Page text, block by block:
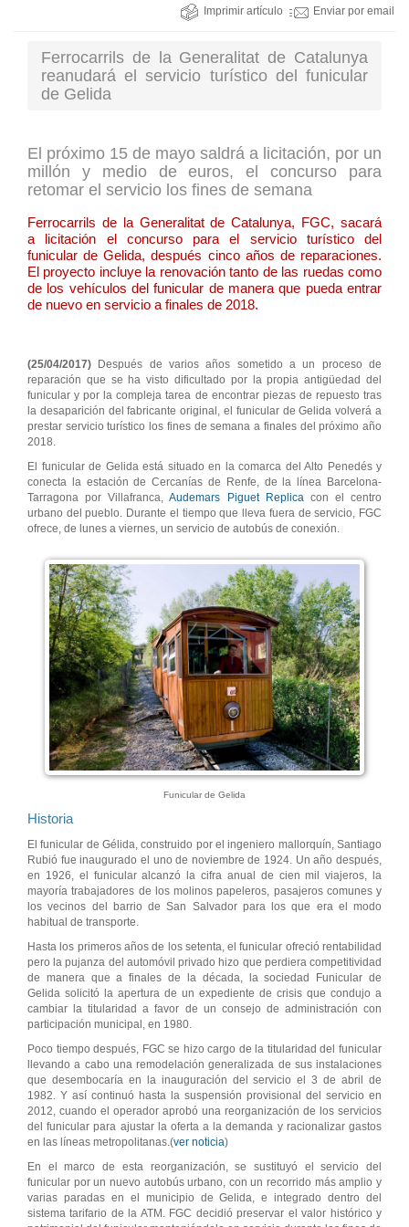
Imprimir artículo Enviar por email
Ferrocarrils de la Generalitat de Catalunya
reanudará el servicio turístico del funicular
de Gelida
El próximo 15 de mayo saldrá a licitación, por un
millón y medio de euros, el concurso para
retomar el servicio los fines de semana
Ferrocarrils de la Generalitat de Catalunya, FGC, sacará
a licitación el concurso para el servicio turístico del
funicular de Gelida, después cinco años de reparaciones.
El proyecto incluye la renovación tanto de las ruedas como
de los vehículos del funicular de manera que pueda entrar
de nuevo en servicio a finales de 2018.
(25/04/2017)
Después de varios años sometido a un proceso de
reparación que se ha visto dificultado por la propia antigüedad del
funicular y por la compleja tarea de encontrar piezas de repuesto tras
la desaparición del fabricante original, el funicular de Gelida volverá a
prestar servicio turístico los fines de semana a finales del próximo año
2018.
El funicular de Gelida está situado en la comarca del Alto Penedés y
conecta la estación de Cercanías de Renfe, de la línea Barcelona-
Tarragona por Villafranca,Audemars Piguet Replicacon el centro
urbano del pueblo. Durante el tiempo que lleva fuera de servicio, FGC
ofrece, de lunes a viernes, un servicio de autobús de conexión.
Funicular de Gelida
Historia
El funicular de Gélida, construido por el ingeniero mallorquín, Santiago
Rubió fue inaugurado el uno de noviembre de 1924. Un año después,
en 1926, el funicular alcanzó la cifra anual de cien mil viajeros, la
mayoría trabajadores de los molinos papeleros, pasajeros comunes y
los vecinos del barrio de San Salvador para los que era el modo
habitual de transporte.
Hasta los primeros años de los setenta, el funicular ofreció rentabilidad
pero la pujanza del automóvil privado hizo que perdiera competitividad
de manera que a finales de la década, la sociedad Funicular de
Gelida solicitó la apertura de un expediente de crisis que condujo a
cambiar la titularidad a favor de un consejo de administración con
participación municipal, en 1980.
Poco tiempo después, FGC se hizo cargo de la titularidad del funicular
llevando a cabo una remodelación generalizada de sus instalaciones
que desembocaría en la inauguración del servicio el 3 de abril de
1982. Y así continuó hasta la suspensión provisional del servicio en
2012, cuando el operador aprobó una reorganización de los servicios
del funicular para ajustar la oferta a la demanda y racionalizar gastos
en las líneas metropolitanas.(ver noticia)
En el marco de esta reorganización, se sustituyó el servicio del
funicular por un nuevo autobús urbano, con un recorrido más amplio y
varias paradas en el municipio de Gelida, e integrado dentro del
sistema tarifario de la ATM. FGC decidió preservar el valor histórico y